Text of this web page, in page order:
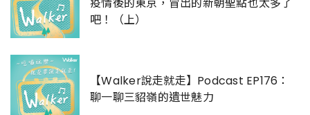
疫情後的東京，冒出的新朝聖點也太多了
吧！（上）
【Walker說走就走】Podcast EP176：
聊一聊三貂嶺的遺世魅力